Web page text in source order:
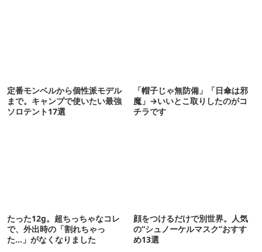
定番モンベルから個性派モデル
まで。キャンプで使いたい最強
ソロテント17選
「帽子じゃ無防備」「日傘は邪
魔」→いいとこ取りしたのがコ
チラです
たった12g。超ちっちゃなコレ
で、外出時の「割れちゃっ
た…」がなくなりました
顔をつけるだけで別世界。人気
の“シュノーケルマスク”おすす
め13選